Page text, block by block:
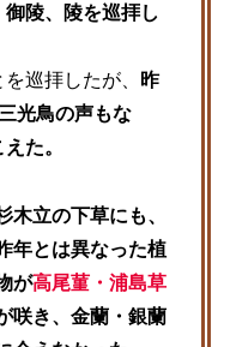
陵、陵を巡拝し
巡拝したが、
昨
光鳥の声もな
た。
木立の下草にも、
年とは異なった植
が高尾菫・浦島草
咲き、金蘭・銀蘭